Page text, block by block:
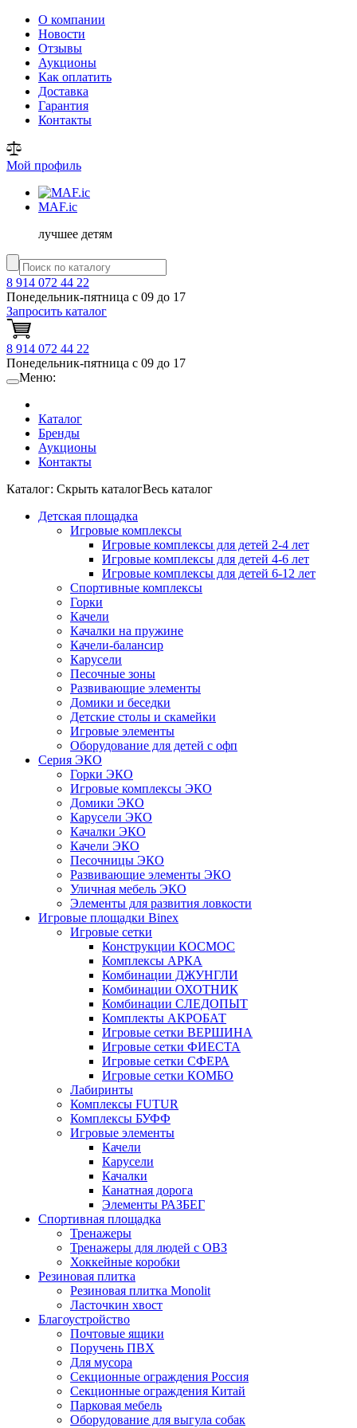
О компании
Новости
Отзывы
Аукционы
Как оплатить
Доставка
Гарантия
Контакты
Мой профиль
MAF.ic
лучшее детям
8 914 072 44 22
Понедельник-пятница с 09 до 17
Запросить каталог
8 914 072 44 22
Понедельник-пятница с 09 до 17
Меню:
Каталог
Бренды
Аукционы
Контакты
Каталог: Cкрыть каталогВесь каталог
Детская площадка
Игровые комплексы
Игровые комплексы для детей 2-4 лет
Игровые комплексы для детей 4-6 лет
Игровые комплексы для детей 6-12 лет
Спортивные комплексы
Горки
Качели
Качалки на пружине
Качели-балансир
Карусели
Песочные зоны
Развивающие элементы
Домики и беседки
Детские столы и скамейки
Игровые элементы
Оборудование для детей с офп
Серия ЭКО
Горки ЭКО
Игровые комплексы ЭКО
Домики ЭКО
Карусели ЭКО
Качалки ЭКО
Качели ЭКО
Песочницы ЭКО
Развивающие элементы ЭКО
Уличная мебель ЭКО
Элементы для развития ловкости
Игровые площадки Binex
Игровые сетки
Конструкции КОСМОС
Комплексы АРКА
Комбинации ДЖУНГЛИ
Комбинации ОХОТНИК
Комбинации СЛЕДОПЫТ
Комплекты АКРОБАТ
Игровые сетки ВЕРШИНА
Игровые сетки ФИЕСТА
Игровые сетки СФЕРА
Игровые сетки КОМБО
Лабиринты
Комплексы FUTUR
Комплексы БУФФ
Игровые элементы
Качели
Карусели
Качалки
Канатная дорога
Элементы РАЗБЕГ
Спортивная площадка
Тренажеры
Тренажеры для людей с ОВЗ
Хоккейные коробки
Резиновая плитка
Резиновая плитка Monolit
Ласточкин хвост
Благоустройство
Почтовые ящики
Поручень ПВХ
Для мусора
Секционные ограждения Россия
Секционные ограждения Китай
Парковая мебель
Оборудование для выгула собак